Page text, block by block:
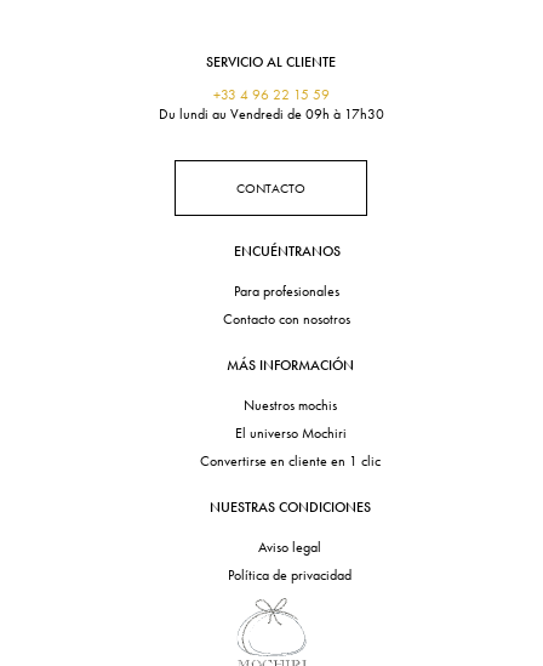
SERVICIO AL CLIENTE
+33 4 96 22 15 59
Du lundi au Vendredi de 09h à 17h30
CONTACTO
ENCUÉNTRANOS
Para profesionales
Contacto con nosotros
MÁS INFORMACIÓN
Nuestros mochis
El universo Mochiri
Convertirse en cliente en 1 clic
NUESTRAS CONDICIONES
Aviso legal
Política de privacidad